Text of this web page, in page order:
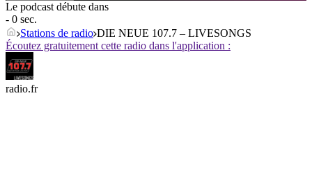
Le podcast débute dans
- 0 sec.
Stations de radio DIE NEUE 107.7 – LIVESONGS
Écoutez gratuitement cette radio dans l'application :
radio.fr